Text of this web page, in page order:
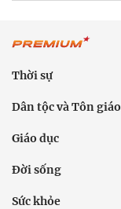
Thời sự
Dân tộc và Tôn giáo
Giáo dục
Đời sống
Sức khỏe